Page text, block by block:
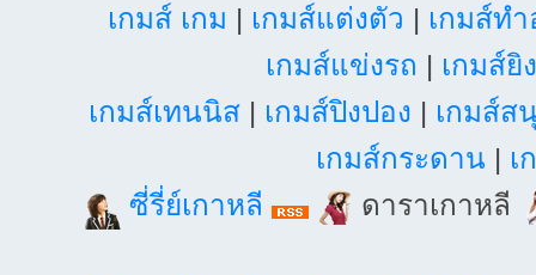
เกมส์ เกม | เกมส์แต่งตัว | เกมส์ท
เกมส์แข่งรถ | เกมส์ยิ
เกมส์เทนนิส| เกมส์ปิงปอง | เกมส์ส
เกมส์กระดาน | เ
ซี่รี่ย์เกาหลี
ดาราเกาหลี